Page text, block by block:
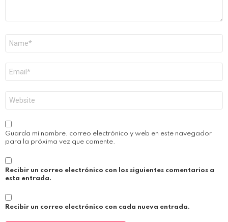
electrónico
*
Guarda mi nombre, correo electrónico y web en este navegador
para la próxima vez que comente.
Recibir un correo electrónico con los siguientes comentarios a
esta entrada.
Recibir un correo electrónico con cada nueva entrada.